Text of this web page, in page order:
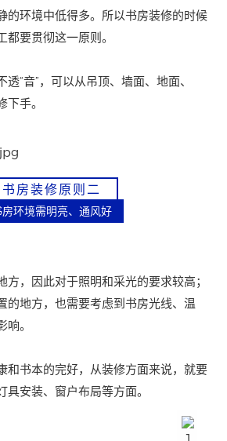
的环境中低得多。所以书房装修的时候
要贯彻这一原则。
“音”，可以从吊顶、墙面、地面、
手。
书房装修原则二
房环境需明亮、通风好
方，因此对于照明和采光的要求较高；
的地方，也需要考虑到书房光线、温
。
和书本的完好，从装修方面来说，就要
安装、窗户布局等方面。